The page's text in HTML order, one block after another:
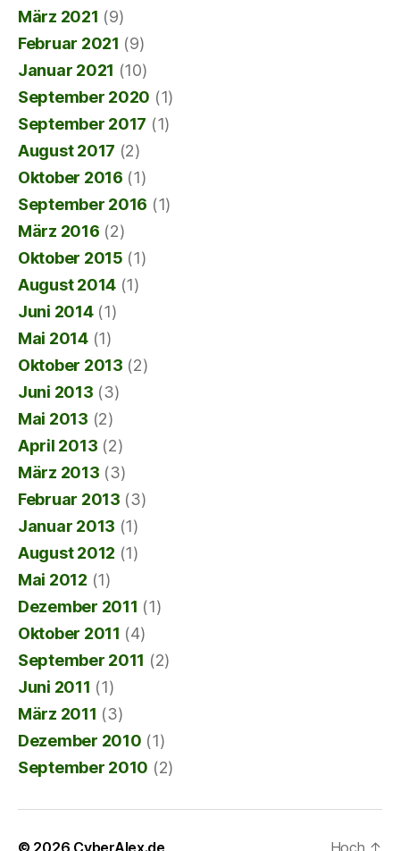
März 2021 (9)
Februar 2021 (9)
Januar 2021 (10)
September 2020 (1)
September 2017 (1)
August 2017 (2)
Oktober 2016 (1)
September 2016 (1)
März 2016 (2)
Oktober 2015 (1)
August 2014 (1)
Juni 2014(1)
Mai 2014(1)
Oktober 2013 (2)
Juni 2013 (3)
Mai 2013 (2)
April 2013 (2)
März 2013 (3)
Februar 2013 (3)
Januar 2013 (1)
August 2012 (1)
Mai 2012 (1)
Dezember 2011 (1)
Oktober 2011 (4)
September 2011 (2)
Juni 2011 (1)
März 2011 (3)
Dezember 2010 (1)
September 2010 (2)
© 2026 CyberAlex.de Hoch ↑